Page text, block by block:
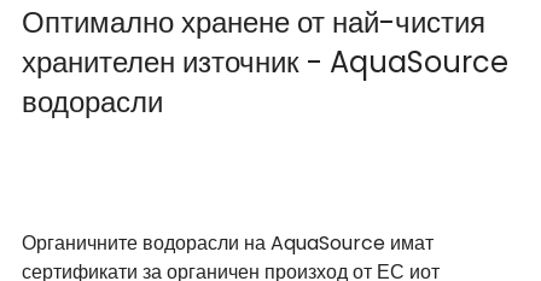
Оптимално хранене от най-чистия
хранителен източник - AquaSource
водорасли
Органичните водорасли на AquaSource имат
сертификати за органичен произход от ЕС иот